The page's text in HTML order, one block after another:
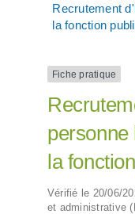
Recrutement
la fonction
Fiche pratique
personne
la
Vérifié le 20/06/
et administrative